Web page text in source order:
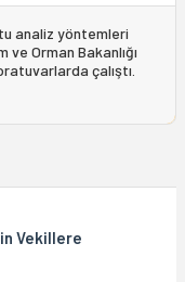
analiz yöntemleri
Orman Bakanlığı
çalıştı.
Vekillere